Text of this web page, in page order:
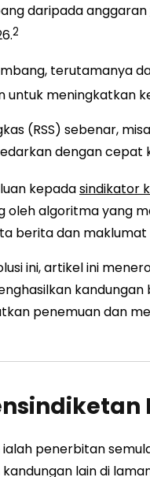
daripada anggaran
2
terutamanya
untuk meningkatkan
(RSS) sebenar,
dengan cepat
kepadasindikator
oleh algoritma yang
berita dan maklumat
ini, artikel ini
penemuan dan
ialah penerbitan
lain di